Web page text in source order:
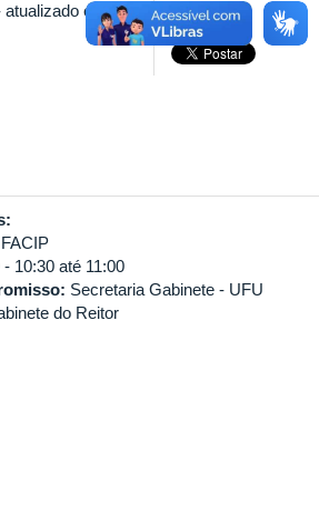
atualizado em
- 10:30 até 11:00
Secretaria Gabinete - UFU
do Reitor